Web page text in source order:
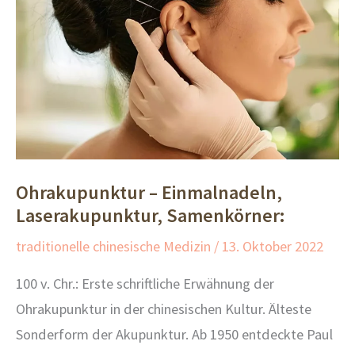
Ohrakupunktur – Einmalnadeln,
Laserakupunktur, Samenkörner:
traditionelle chinesische Medizin / 13. Oktober 2022
100 v. Chr.: Erste schriftliche Erwähnung der
Ohrakupunktur in der chinesischen Kultur. Älteste
Sonderform der Akupunktur. Ab 1950 entdeckte Paul